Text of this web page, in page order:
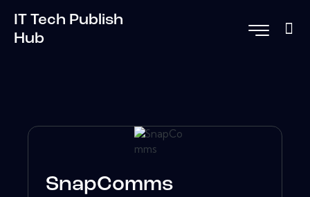
IT Tech Publish
Hub
SnapComms